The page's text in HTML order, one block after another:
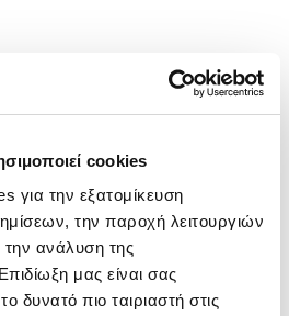
cookies
για την εξατομίκευση
την παροχή λειτουργιών
ανάλυση της
μας είναι σας
δυνατό πιο ταιριαστή στις